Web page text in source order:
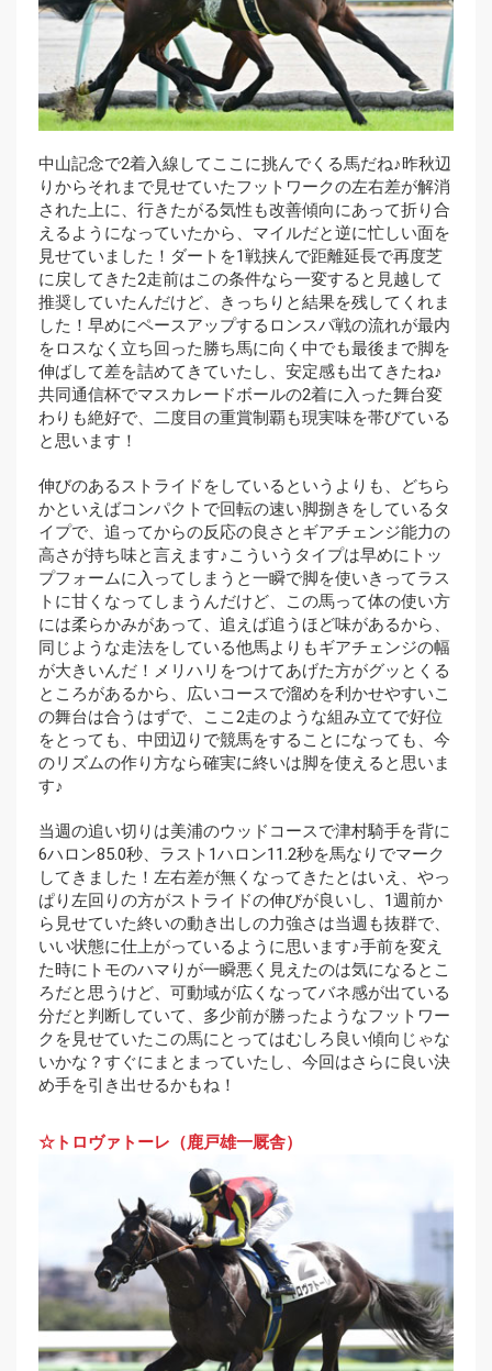
中山記念で2着入線してここに挑んでくる馬だね♪昨秋辺
りからそれまで見せていたフットワークの左右差が解消
された上に、行きたがる気性も改善傾向にあって折り合
えるようになっていたから、マイルだと逆に忙しい面を
見せていました！ダートを1戦挟んで距離延長で再度芝
に戻してきた2走前はこの条件なら一変すると見越して
推奨していたんだけど、きっちりと結果を残してくれま
した！早めにペースアップするロンスパ戦の流れが最内
をロスなく立ち回った勝ち馬に向く中でも最後まで脚を
伸ばして差を詰めてきていたし、安定感も出てきたね♪
共同通信杯でマスカレードボールの2着に入った舞台変
わりも絶好で、二度目の重賞制覇も現実味を帯びている
と思います！
伸びのあるストライドをしているというよりも、どちら
かといえばコンパクトで回転の速い脚捌きをしているタ
イプで、追ってからの反応の良さとギアチェンジ能力の
高さが持ち味と言えます♪こういうタイプは早めにトッ
プフォームに入ってしまうと一瞬で脚を使いきってラス
トに甘くなってしまうんだけど、この馬って体の使い方
には柔らかみがあって、追えば追うほど味があるから、
同じような走法をしている他馬よりもギアチェンジの幅
が大きいんだ！メリハリをつけてあげた方がグッとくる
ところがあるから、広いコースで溜めを利かせやすいこ
の舞台は合うはずで、ここ2走のような組み立てで好位
をとっても、中団辺りで競馬をすることになっても、今
のリズムの作り方なら確実に終いは脚を使えると思いま
す♪
当週の追い切りは美浦のウッドコースで津村騎手を背に
6ハロン85.0秒、ラスト1ハロン11.2秒を馬なりでマーク
してきました！左右差が無くなってきたとはいえ、やっ
ぱり左回りの方がストライドの伸びが良いし、1週前か
ら見せていた終いの動き出しの力強さは当週も抜群で、
いい状態に仕上がっているように思います♪手前を変え
た時にトモのハマりが一瞬悪く見えたのは気になるとこ
ろだと思うけど、可動域が広くなってバネ感が出ている
分だと判断していて、多少前が勝ったようなフットワー
クを見せていたこの馬にとってはむしろ良い傾向じゃな
いかな？すぐにまとまっていたし、今回はさらに良い決
め手を引き出せるかもね！
☆トロヴァトーレ（鹿戸雄一厩舎）